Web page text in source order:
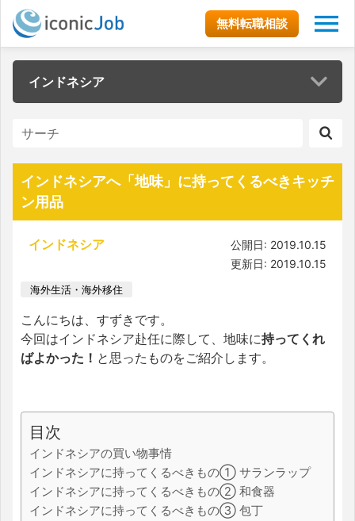
無料転職相談
インドネシア
インドネシアへ「地味」に持ってくるべきキッチ
ン用品
インドネシア
公開日: 2019.10.15
更新日: 2019.10.15
海外生活・海外移住
こんにちは、すずきです。
今回はインドネシア赴任に際して、地味に持ってくれ
ばよかった！ と思ったものをご紹介します。
目次
インドネシアの買い物事情
インドネシアに持ってくるべきもの① サランラップ
インドネシアに持ってくるべきもの② 和食器
インドネシアに持ってくるべきもの③ 包丁